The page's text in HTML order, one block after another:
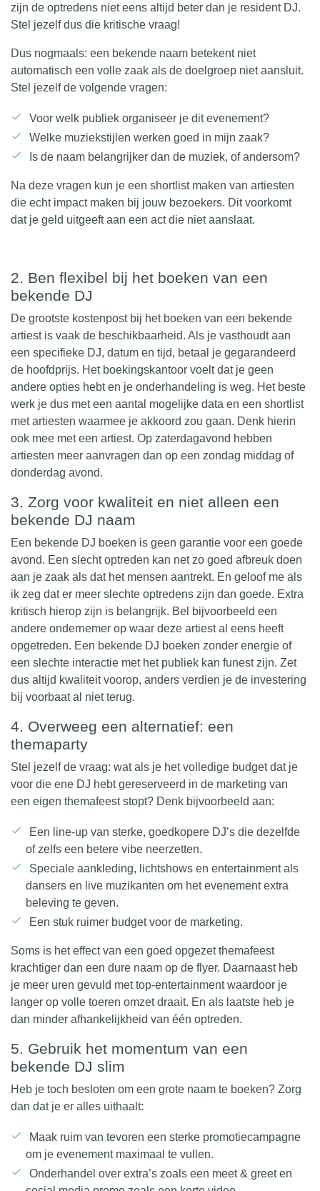
zijn de optredens niet eens altijd beter dan je resident DJ.
Stel jezelf dus die kritische vraag!
Dus nogmaals: een bekende naam betekent niet
automatisch een volle zaak als de doelgroep niet aansluit.
Stel jezelf de volgende vragen:
Voor welk publiek organiseer je dit evenement?
Welke muziekstijlen werken goed in mijn zaak?
Is de naam belangrijker dan de muziek, of andersom?
Na deze vragen kun je een shortlist maken van artiesten
die echt impact maken bij jouw bezoekers. Dit voorkomt
dat je geld uitgeeft aan een act die niet aanslaat.
2. Ben flexibel bij het boeken van een
bekende DJ
De grootste kostenpost bij het boeken van een bekende
artiest is vaak de beschikbaarheid. Als je vasthoudt aan
een specifieke DJ, datum en tijd, betaal je gegarandeerd
de hoofdprijs. Het boekingskantoor voelt dat je geen
andere opties hebt en je onderhandeling is weg. Het beste
werk je dus met een aantal mogelijke data en een shortlist
met artiesten waarmee je akkoord zou gaan. Denk hierin
ook mee met een artiest. Op zaterdagavond hebben
artiesten meer aanvragen dan op een zondag middag of
donderdag avond.
3. Zorg voor kwaliteit en niet alleen een
bekende DJ naam
Een bekende DJ boeken is geen garantie voor een goede
avond. Een slecht optreden kan net zo goed afbreuk doen
aan je zaak als dat het mensen aantrekt. En geloof me als
ik zeg dat er meer slechte optredens zijn dan goede. Extra
kritisch hierop zijn is belangrijk. Bel bijvoorbeeld een
andere ondernemer op waar deze artiest al eens heeft
opgetreden. Een bekende DJ boeken zonder energie of
een slechte interactie met het publiek kan funest zijn. Zet
dus altijd kwaliteit voorop, anders verdien je de investering
bij voorbaat al niet terug.
4. Overweeg een alternatief: een
themaparty
Stel jezelf de vraag: wat als je het volledige budget dat je
voor die ene DJ hebt gereserveerd in de marketing van
een eigen themafeest stopt? Denk bijvoorbeeld aan:
Een line-up van sterke, goedkopere DJ’s die dezelfde
of zelfs een betere vibe neerzetten.
Speciale aankleding, lichtshows en entertainment als
dansers en live muzikanten om het evenement extra
beleving te geven.
Een stuk ruimer budget voor de marketing.
Soms is het effect van een goed opgezet themafeest
krachtiger dan een dure naam op de flyer. Daarnaast heb
je meer uren gevuld met top-entertainment waardoor je
langer op volle toeren omzet draait. En als laatste heb je
dan minder afhankelijkheid van één optreden.
5. Gebruik het momentum van een
bekende DJ slim
Heb je toch besloten om een grote naam te boeken? Zorg
dan dat je er alles uithaalt:
Maak ruim van tevoren een sterke promotiecampagne
om je evenement maximaal te vullen.
Onderhandel over extra’s zoals een meet & greet en